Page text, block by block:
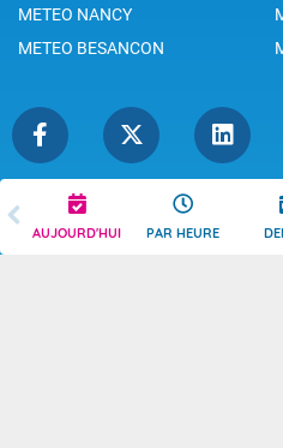
AUJOURD'HUI PAR HEURE
METEO NANCY
METEO BESANCON